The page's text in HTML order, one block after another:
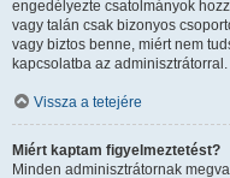
engedélyezte csatolmányok
vagy talán csak bizonyos
vagy biztos benne, miért nem
kapcsolatba az adminisztrátorral.
Vissza a tetejére
Miért kaptam figyelmeztetést?
Minden adminisztrátornak